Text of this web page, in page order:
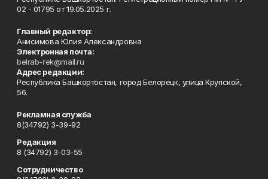
02 - 01795 от 19.05.2025 г.
Главный редактор:
Анисимова Юлия Александровна
Электронная почта:
belrab-rek@mail.ru
Адрес редакции:
Республика Башкортостан, город Белорецк, улица Крупской,
56.
Рекламная служба
8(34792) 3-39-92
Редакция
8 (34792) 3-03-55
Сотрудничество